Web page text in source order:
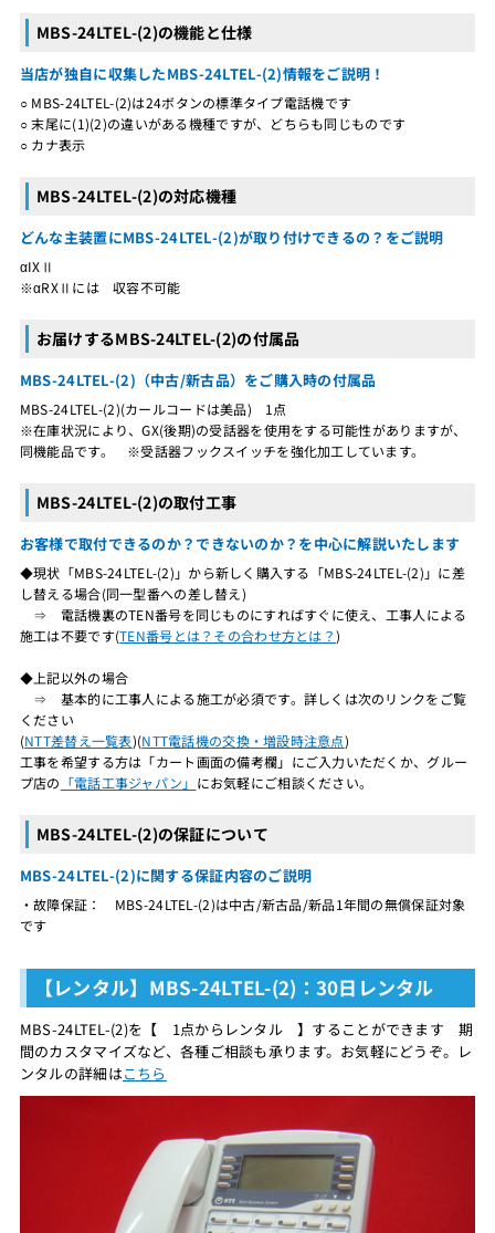
MBS-24LTEL-(2)の機能と仕様
当店が独自に収集したMBS-24LTEL-(2)情報をご説明！
○ MBS-24LTEL-(2)は24ボタンの標準タイプ電話機です
○ 末尾に(1)(2)の違いがある機種ですが、どちらも同じものです
○ カナ表示
MBS-24LTEL-(2)の対応機種
どんな主装置にMBS-24LTEL-(2)が取り付けできるの？をご説明
αIXⅡ
※αRXⅡには 収容不可能
お届けするMBS-24LTEL-(2)の付属品
MBS-24LTEL-(2)（中古/新古品）をご購入時の付属品
MBS-24LTEL-(2)(カールコードは美品) 1点
※在庫状況により、GX(後期)の受話器を使用をする可能性がありますが、
同機能品です。 ※受話器フックスイッチを強化加工しています。
MBS-24LTEL-(2)の取付工事
お客様で取付できるのか？できないのか？を中心に解説いたします
◆現状「MBS-24LTEL-(2)」から新しく購入する「MBS-24LTEL-(2)」に差
し替える場合(同一型番への差し替え)
⇒ 電話機裏のTEN番号を同じものにすればすぐに使え、工事人による
施工は不要です(TEN番号とは？その合わせ方とは？)
◆上記以外の場合
⇒ 基本的に工事人による施工が必須です。詳しくは次のリンクをご覧
ください
(NTT差替え一覧表)(NTT電話機の交換・増設時注意点)
工事を希望する方は「カート画面の備考欄」にご入力いただくか、グルー
プ店の 「電話工事ジャパン」 にお気軽にご相談ください。
MBS-24LTEL-(2)の保証について
MBS-24LTEL-(2)に関する保証内容のご説明
・故障保証： MBS-24LTEL-(2)は中古/新古品/新品1年間の無償保証対象
です
【レンタル】MBS-24LTEL-(2)：30日レンタル
MBS-24LTEL-(2)を【 1点からレンタル 】することができます 期
間のカスタマイズなど、各種ご相談も承ります。お気軽にどうぞ。レ
ンタルの詳細はこちら